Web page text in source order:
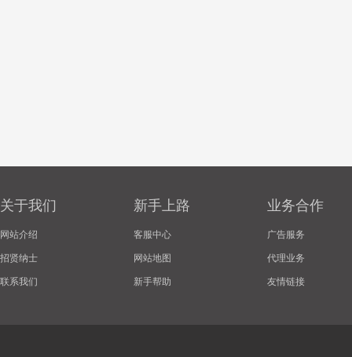
关于我们
网站介绍
招贤纳士
联系我们
新手上路
客服中心
网站地图
新手帮助
业务合作
广告服务
代理业务
友情链接